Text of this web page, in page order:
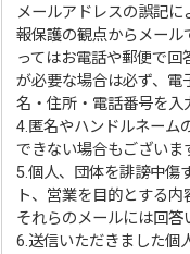
メールアドレスの誤記
報保護の観点からメール
ってはお電話や郵便で
が必要な場合は必ず、
名・住所・電話番号を入
4.匿名やハンドルネーム
できない場合もございま
5.個人、団体を誹謗中傷
ト、営業を目的とする
それらのメールには回答
6.送信いただきました個